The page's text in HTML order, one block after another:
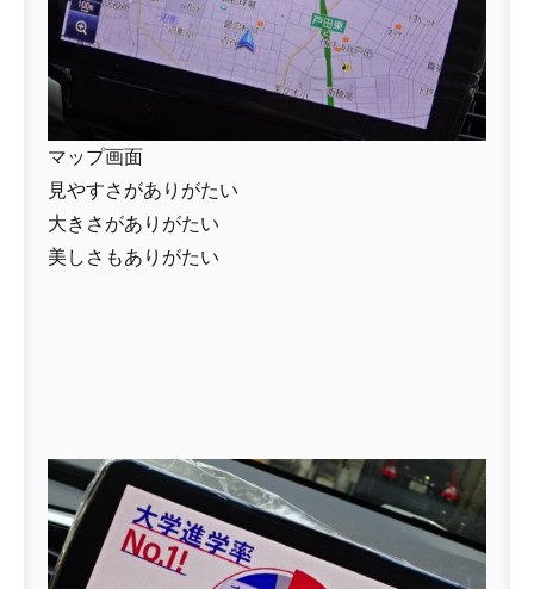
マップ画面
見やすさがありがたい
大きさがありがたい
美しさもありがたい